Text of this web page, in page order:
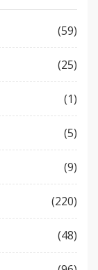
(59)
(25)
(1)
(5)
(9)
(220)
(48)